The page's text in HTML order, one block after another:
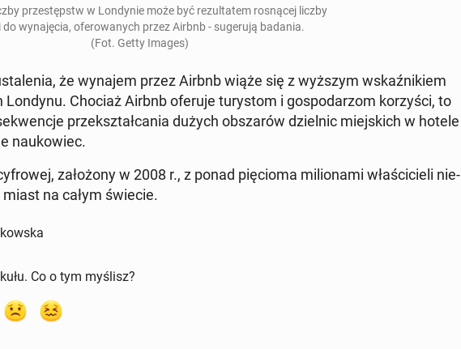
prze­stępstw w Lon­dy­nie może być re­zul­ta­tem ro­sną­cej liczby
do wy­na­ję­cia, ofe­ro­wa­nych przez Airbnb - su­ge­ru­ją badania.
​(Fot. Getty Images)
że ​​wy­na­jem przez Airbnb wiąże się z wyższym wskaź­ni­kiem
Chociaż Airbnb oferuje tu­ry­stom i go­spo­da­rzom ko­rzy­ści, to
prze­kształ­ca­nia dużych ob­sza­rów dziel­nic miej­skich w hotele
na­uko­wiec.
za­ło­żo­ny w 2008 r., z ponad pię­cio­ma mi­lio­na­mi wła­ści­cie­li nie­
na całym świecie.
Co o tym myślisz?